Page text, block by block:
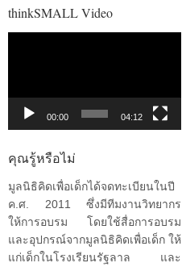
thinkSMALL Video
00:00 04:12
คุณรู้หรือไม่
มูลนิธิคิดเพื่อเด็กได้จดทะเบียนในปี
ค.ศ. 2011 ซึ่งมีทีมงานวิทยากร
ให้การอบรม โดยใช้สื่อการอบรม
และอุปกรณ์จากมูลนิธิคิดเพื่อเด็ก ให้
แก่เด็กในโรงเรียนรัฐลาล และ